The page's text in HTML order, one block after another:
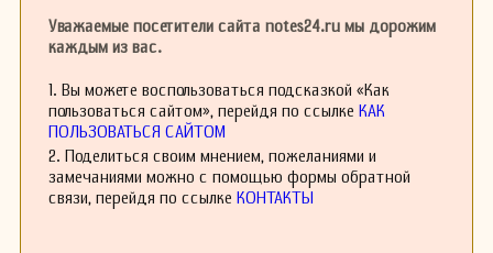
Уважаемые посетители сайта notes24.ru мы дорожим
каждым из вас.
1. Вы можете воспользоваться подсказкой «Как
пользоваться сайтом», перейдя по ссылке КАК
ПОЛЬЗОВАТЬСЯ САЙТОМ
2. Поделиться своим мнением, пожеланиями и
замечаниями можно с помощью формы обратной
связи, перейдя по ссылке КОНТАКТЫ